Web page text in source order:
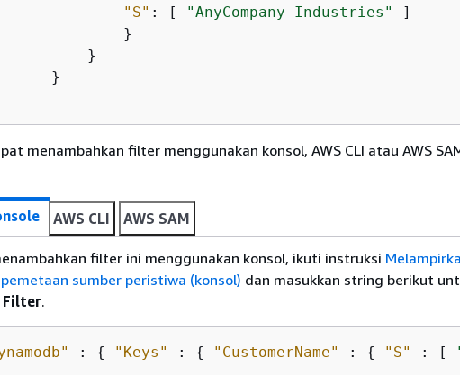
"S" : [ "AnyCompany Industries"
]
}
}
}
menambahkan filter menggunakan konsol, AWS CLI atau AWS
AWS CLI AWS SAM
filter ini menggunakan konsol, ikuti instruksi
sumber peristiwa (konsol) dan masukkan string berikut
.
: { "Keys" : { "CustomerName" : { "S" : [